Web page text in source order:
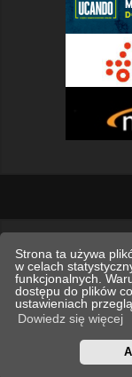
Strona ta używa
w celach
funkcjonalnych.
dostępu do plików
ustawieniach
Dowiedz się więcej
Polityka prywatności.
Technologię dostarcza
Polski pakiet językowy
we_universal created
phpBB